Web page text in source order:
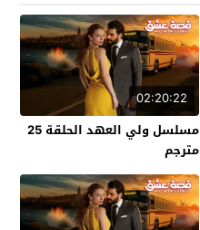
02:20:22
مسلسل ولي العهد الحلقة 25
مترجم